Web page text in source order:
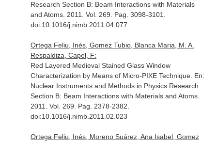
Research Section B: Beam Interactions with Materials
and Atoms. 2011. Vol. 269. Pag. 3098-3101.
doi:10.1016/j.nimb.2011.04.077
Ortega Feliu, Inés, Gomez Tubio, Blanca Maria, M. A.
Respaldiza, Capel, F:
Red Layered Medieval Stained Glass Window
Characterization by Means of Micro-PIXE Technique. En:
Nuclear Instruments and Methods in Physics Research
Section B: Beam Interactions with Materials and Atoms.
2011. Vol. 269. Pag. 2378-2382.
doi:10.1016/j.nimb.2011.02.023
Ortega Feliu, Inés, Moreno Suárez, Ana Isabel, Gomez